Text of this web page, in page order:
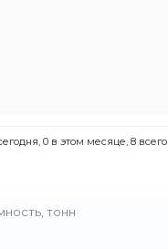
0 в этом месяце, 8 всего
тонн